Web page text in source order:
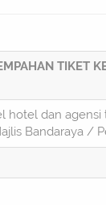
TIKET
dan
Bandaraya /